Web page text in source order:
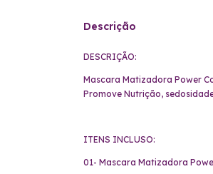
Descrição
DESCRIÇÃO:
Mascara Matizadora Power
Promove Nutrição,
ITENS INCLUSO:
01- Mascara Matizadora